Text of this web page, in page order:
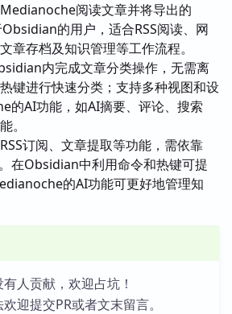
Medianoche阅读文章并将导出的
的用户，适合RSS阅读、网
章存档及知识管理等工作流程。
内完成文章分类操作，无需离
键进行快速分类；支持多种视图和设
的AI功能，如AI摘要、评论、搜索
。
订阅、文章提取等功能，需依靠
在Obsidian中利用命令和热键可提
的AI功能可更好地管理知
人贡献，欢迎占坑！
迎提交PR或者文末留言。